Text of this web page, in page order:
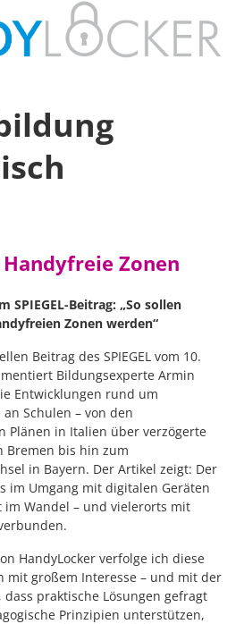
Handyfreie Zonen
SPIEGEL-Beitrag: „So sollen
Zonen werden“
Beitrag des SPIEGEL vom 10.
Bildungsexperte Armin
Entwicklungen rund um
Schulen – von den
Plänen in Italien über verzögerte
Bremen bis hin zum
in Bayern. Der Artikel zeigt: Der
im Umgang mit digitalen Geräten
im Wandel – und vielerorts mit
HandyLocker verfolge ich diese
mit großem Interesse – und mit der
dass praktische Lösungen gefragt
Prinzipien unterstützen,